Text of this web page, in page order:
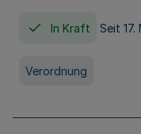
In Kraft Seit 17.
Verordnung